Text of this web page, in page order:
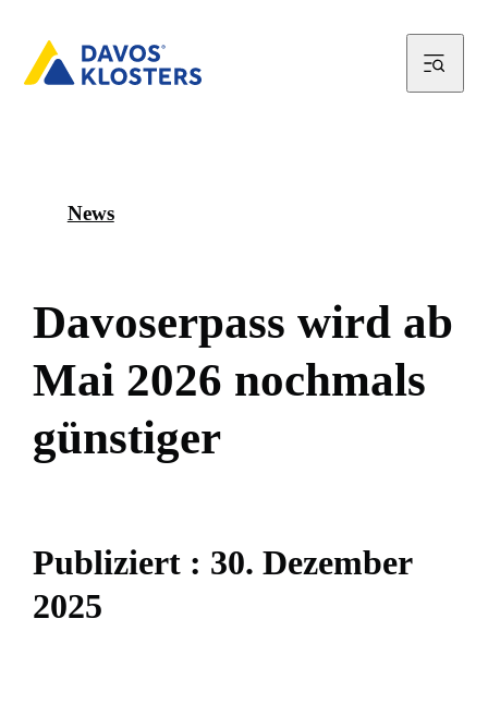
News
Davoserpass wird ab
Mai 2026 nochmals
günstiger
Publiziert : 30. Dezember
2025